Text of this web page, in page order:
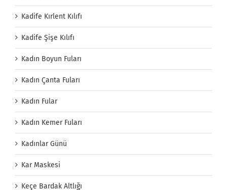
Kadife Kırlent Kılıfı
Kadife Şişe Kılıfı
Kadın Boyun Fuları
Kadın Çanta Fuları
Kadın Fular
Kadın Kemer Fuları
Kadınlar Günü
Kar Maskesi
Keçe Bardak Altlığı